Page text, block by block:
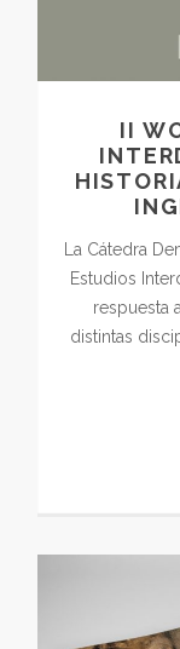
II
La Cátedra
Estudios
respuesta
distintas